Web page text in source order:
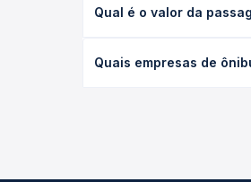
leito) e as condições de
Qual é o valor da
antecedência da compra.
Quais empresas de